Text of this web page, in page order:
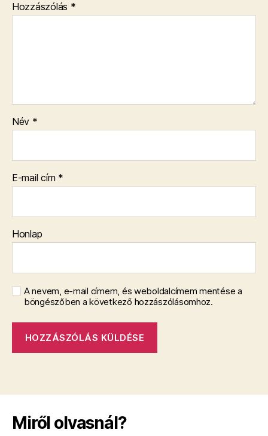
Hozzászólás *
Név *
E-mail cím *
Honlap
A nevem, e-mail címem, és weboldalcímem mentése a
böngészőben a következő hozzászólásomhoz.
Miről olvasnál?